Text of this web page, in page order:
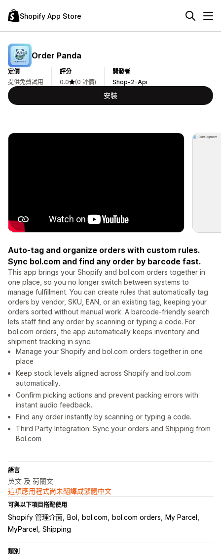
Shopify App Store
Order Panda
定價
提供免費試用
評分
0.0
(0 評價)
開發者
Shop-2-Api
安裝
Auto-tag and organize orders with custom rules.
Sync bol.com and find any order by barcode fast.
This app brings your Shopify and bol.com orders together in
one place, so you no longer switch between systems to
manage fulfillment. You can create rules that automatically tag
orders by vendor, SKU, EAN, or an existing tag, keeping your
orders sorted without manual work. A barcode-friendly search
lets staff find any order by scanning or typing a code. For
bol.com orders, the app automatically keeps inventory and
shipment tracking in sync.
Manage your Shopify and bol.com orders together in one
place
Keep stock levels aligned across Shopify and bol.com
automatically.
Confirm picking actions and prevent packing errors with
instant audio feedback.
Find any order instantly by scanning or typing a code.
Third Party Integration: Sync your orders and Shipping from
Bol.com
語言
英文 及 荷蘭文
這項應用程式尚未翻譯成繁體中文
可與以下項目搭配使用
Shopify 管理介面 Bol bol.com bol.com orders
My Parcel
MyParcel
Shipping
類別